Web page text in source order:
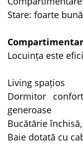
Stare: foarte
Locuința este
Living spațios
Dormitor
generoase
Bucătărie
Baie dotată cu